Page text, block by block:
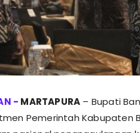
MARTAPURA – Bupati
Pemerintah Kabupaten